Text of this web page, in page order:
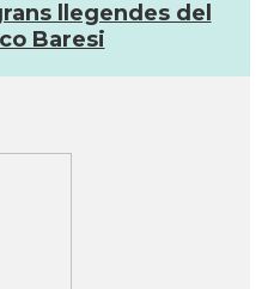
general a Milano
llegendes del
Baresi